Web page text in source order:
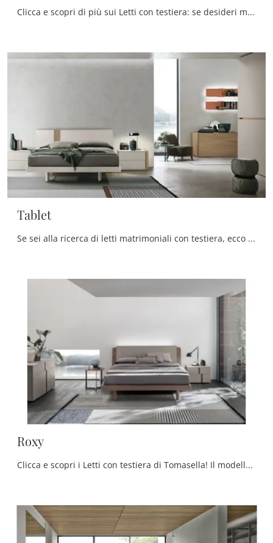
Clicca e scopri di più sui Letti con testiera: se desideri modelli matrimoniali design, il modello Leonardo Tomasella fa al caso tuo.
Tablet
Se sei alla ricerca di letti matrimoniali con testiera, ecco qui il modello Tablet in melaminico per completare la camera da letto.
Roxy
Clicca e scopri i Letti con testiera di Tomasella! Il modello Roxy in melaminico ti sta aspettando nelle versioni matrimoniali.